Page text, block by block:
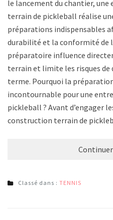
le lancement du chantier,
terrain de pickleball réalise
préparations indispensables
durabilité et la conformité de
préparatoire influence
terrain et limite les risques de
terme. Pourquoi la
incontournable pour une
pickleball ? Avant d’engager
construction terrain de
Classé dans : TENNIS